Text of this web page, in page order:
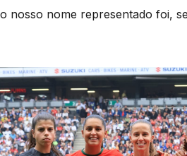
nosso nome representado foi,